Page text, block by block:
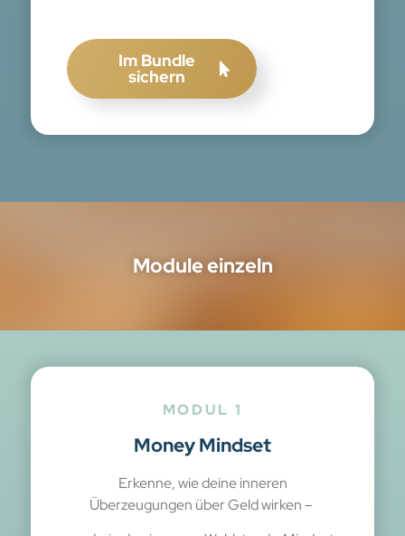
Im Bundle
sichern
Module einzeln
MODUL 1
Money Mindset
Erkenne, wie deine inneren
Überzeugungen über Geld wirken –